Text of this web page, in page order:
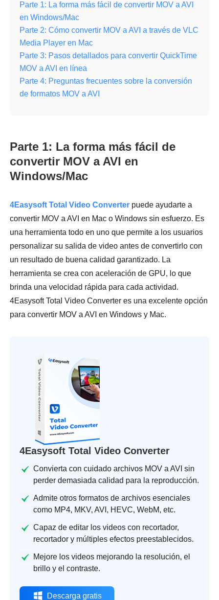
Parte 1: La forma más fácil de convertir MOV a AVI
en Windows/Mac
Parte 2: Cómo convertir MOV a AVI a través de VLC
Media Player en Mac
Parte 3: Pasos detallados para convertir QuickTime
MOV a AVI en línea
Parte 4: Preguntas frecuentes sobre la conversión
de formatos MOV a AVI
Parte 1: La forma más fácil de
convertir MOV a AVI en
Windows/Mac
4Easysoft Total Video Converter puede ayudarte a
convertir MOV a AVI en Mac o Windows sin esfuerzo. Es
una herramienta todo en uno que permite a los usuarios
personalizar su salida de video antes de convertirlo con
un resultado de buena calidad garantizado. La
herramienta se crea con aceleración de GPU, lo que
brinda una velocidad rápida para cada actividad.
4Easysoft Total Video Converter es una excelente opción
para convertir MOV a AVI en Windows y Mac.
4Easysoft Total Video Converter
Convierta con cuidado archivos MOV a AVI sin
perder demasiada calidad para la reproducción.
Admite otros formatos de archivos esenciales
como MP4, MKV, AVI, HEVC, WebM, etc.
Capaz de editar los videos con recortador,
recortador y múltiples efectos preestablecidos.
Mejore los videos mejorando la resolución, el
brillo y el contraste.
Descarga gratis